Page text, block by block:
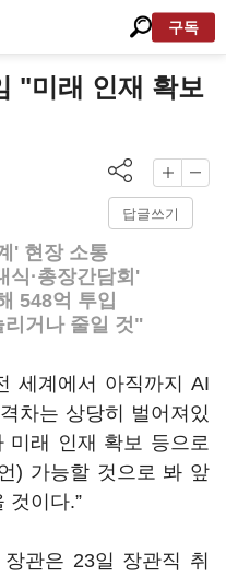
구독
"미래 인재 확보
답글쓰기
' 현장 소통
식·총장간담회'
548억 투입
거나 줄일 것"
세계에서 아직까지 AI
차는 상당히 벌어져있
미래 인재 확보 등으로
) 가능할 것으로 봐 앞
것이다.”
관은 23일 장관직 취